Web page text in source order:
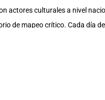
actores culturales a nivel
de mapeo crítico. Cada día